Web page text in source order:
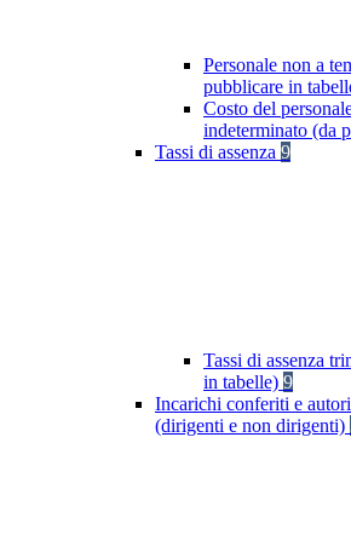
Personale non a
pubblicare in
Costo del
indeterminato (da
Tassi di assenza 9
Tassi di assenza
in tabelle) 9
Incarichi conferiti e
(dirigenti e non dirigenti)